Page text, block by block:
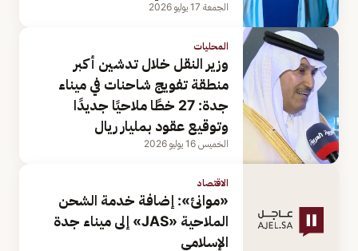
الجمعة 17 يوليو 2026
المحليات
وزير النقل خلال تدشين أكبر
منطقة تفويج شاحنات في ميناء
جدة: 27 خطًا ملاحيًا جديدًا
وتوقيع عقود بمليار ريال
الخميس 16 يوليو 2026
الاقتصاد
«موانئ»: إضافة خدمة الشحن
الملاحية «JAS» إلى ميناء جدة
الإسلامي